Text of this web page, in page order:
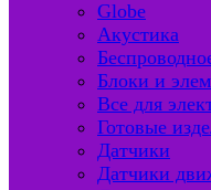
Globe
Акустика
Блоки и
Все для
Готовые
Датчики
Датчики